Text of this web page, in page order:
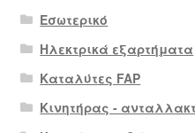
Εσωτερικό
Ηλεκτρικά εξαρτήματα
Καταλύτες FAP
Κινητήρας -